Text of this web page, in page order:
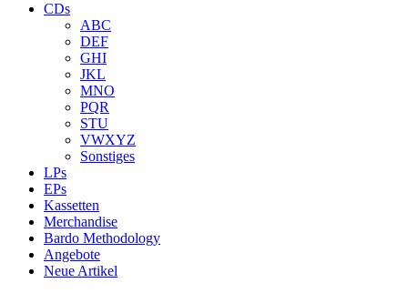
CDs
ABC
DEF
GHI
JKL
MNO
PQR
STU
VWXYZ
Sonstiges
LPs
EPs
Kassetten
Merchandise
Bardo Methodology
Angebote
Neue Artikel